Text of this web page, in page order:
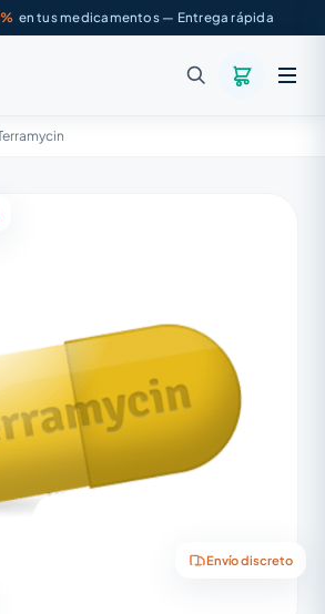
en tus medicamentos — Entrega rápida
Envío discreto